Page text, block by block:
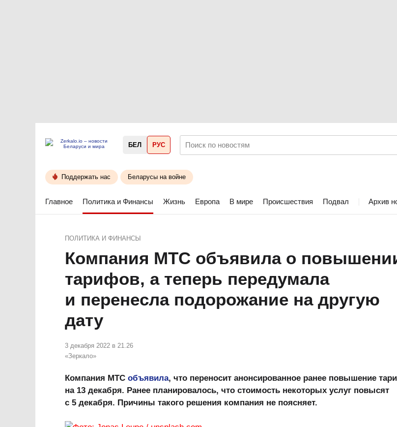
БЕЛ РУС
Поддержать нас Беларусы на войне
Главное Политика и Финансы Жизнь Европа В мире Происшествия Подвал Архив
ПОЛИТИКА И ФИНАНСЫ
Компания МТС объявила о
тарифов, а теперь передумала
и перенесла подорожание на другую
дату
3 декабря 2022 в 21.26
«Зеркало»
Компания МТС объявила, что переносит анонсированное ранее повышение
на 13 декабря. Ранее планировалось, что стоимость некоторых услуг повысят
с 5 декабря. Причины такого решения компания не поясняет.